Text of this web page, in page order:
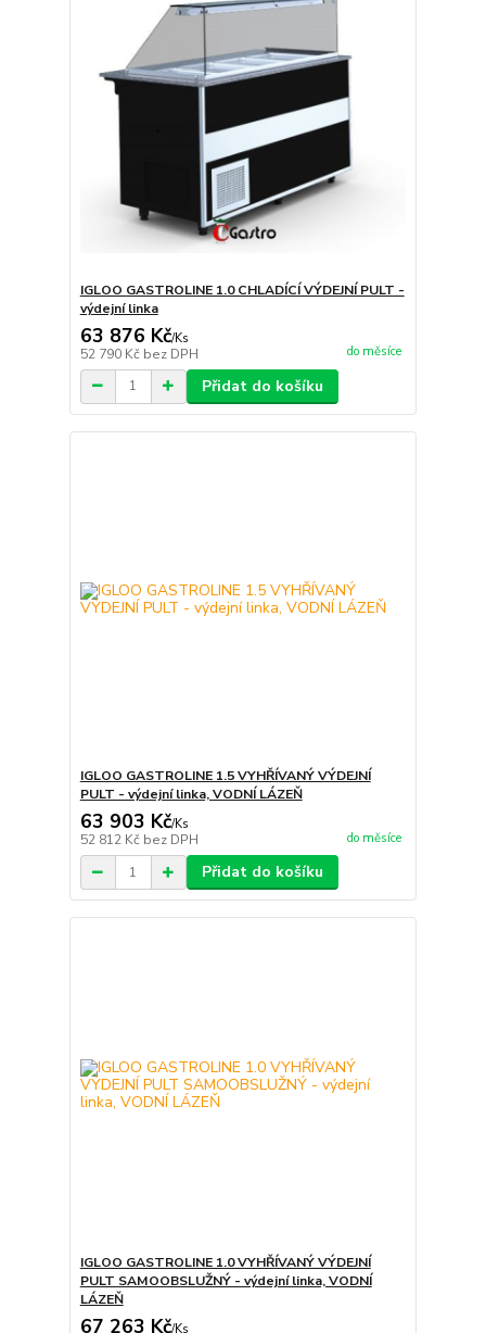
IGLOO GASTROLINE 1.0 CHLADÍCÍ VÝDEJNÍ PULT -
výdejní linka
63 876 Kč/Ks
52 790 Kč bez DPH do měsíce
Přidat do košíku
IGLOO GASTROLINE 1.5 VYHŘÍVANÝ VÝDEJNÍ
PULT - výdejní linka, VODNÍ LÁZEŇ
63 903 Kč/Ks
52 812 Kč bez DPH do měsíce
Přidat do košíku
IGLOO GASTROLINE 1.0 VYHŘÍVANÝ VÝDEJNÍ
PULT SAMOOBSLUŽNÝ - výdejní linka, VODNÍ
LÁZEŇ
67 263 Kč/Ks